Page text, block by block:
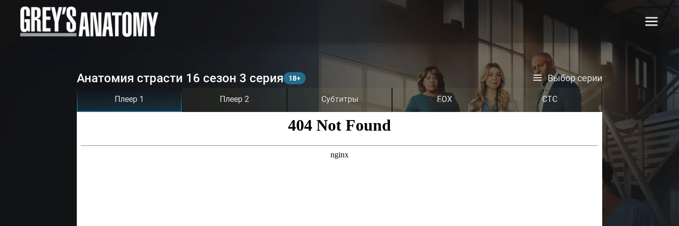
Анатомия страсти 16 сезон 3 серия Выбор серии
Плеер 1 Плеер 2 Субтитры FOX СТС